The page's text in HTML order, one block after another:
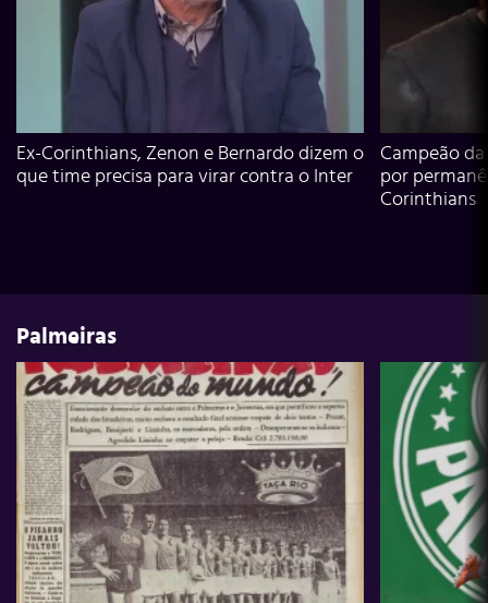
Ex-Corinthians, Zenon e Bernardo dizem o
que time precisa para virar contra o Inter
Campeão
por
Corinthians
Palmeiras